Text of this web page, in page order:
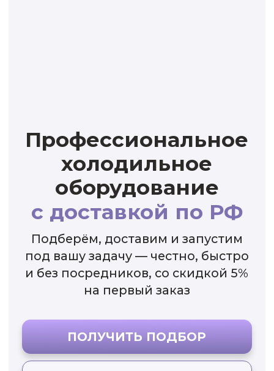
98
120+ проектов по РФ
Отгрузка 1–3 дня
Гарантия до 60 месяцев
и без посредников, со скидкой 5%
на первый заказ
В КАТАЛОГ
ПОЛУЧИТЬ ПОДБОР
Почему выбирают нас